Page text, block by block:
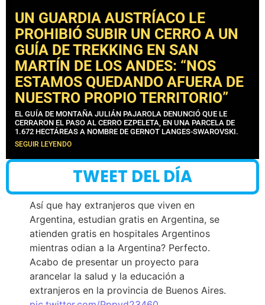
UN GUARDIA AUSTRÍACO LE
PROHIBIÓ SUBIR UN CERRO A UN
GUÍA DE TREKKING EN SAN
MARTÍN DE LOS ANDES: “NOS
ESTAMOS QUEDANDO AFUERA DE
NUESTRO PROPIO TERRITORIO”
EL GUÍA DE MONTAÑA JULIÁN PAJAROLA DENUNCIÓ QUE LE
CERRARON EL PASO AL CERRO EZPELETA, EN UNA PARCELA DE
1.672 HECTÁREAS A NOMBRE DE GERNOT LANGES-SWAROVSKI.
SEGUIR LEYENDO
TWEET DEL DÍA
Así que hay extranjeros que viven en
Argentina, estudian gratis en Argentina, se
atienden gratis en hospitales Argentinos
mientras odian a la Argentina? Perfecto.
Acabo de presentar un proyecto para
arancelar la salud y la educación a
extranjeros en la provincia de Buenos Aires.